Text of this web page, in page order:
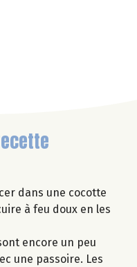
dans une cocotte
à feu doux en les
encore un peu
une passoire. Les